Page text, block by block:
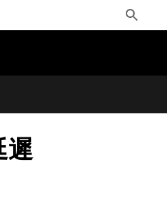
Toggle
Search
遲